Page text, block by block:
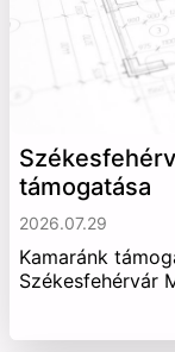
támogatása
2026.07.29
Kamaránk
Székesfehérvár